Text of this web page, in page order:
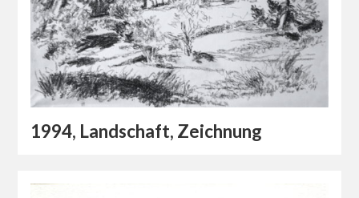
1994, Landschaft, Zeichnung